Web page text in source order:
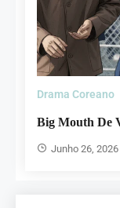
Drama Coreano
Big Mouth De
Junho 26, 2026